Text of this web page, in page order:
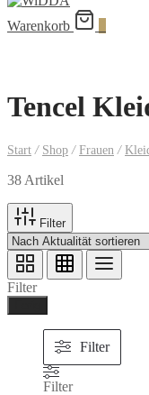
Warenkorb
Tencel
Start / Shop / Frauen /
38 Artikel
Filter
Filter
Filter
Filter